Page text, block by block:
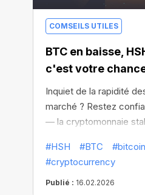
COMSEILS UTILES
BTC en baisse,
c'est votre
Inquiet de la rapidité
marché ? Restez
— la cryptomonnaie
prévisibles.
#HSH #BTC #bitcoin
#cryptocurrency
Publié : 16.02.2026